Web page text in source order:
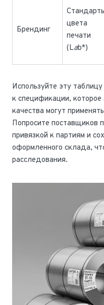
Брендинг
цвета
печати
(Lab*)
Используйте эту
к спецификации,
качества могут
Попросите поставщиков
привязкой к партиям и
оформленного склада,
расследования.